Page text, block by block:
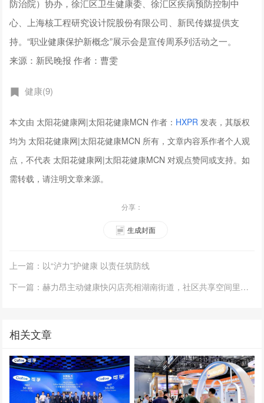
防治院）协办，徐汇区卫生健康委、徐汇区疾病预防控制中
心、上海核工程研究设计院股份有限公司、新民传媒提供支
持。“职业健康保护新概念”展示会是宣传周系列活动之一。
来源：新民晚报 作者：曹雯
健康(9)
本文由 太阳花健康网|太阳花健康MCN 作者： HXPR 发表，其版权
均为 太阳花健康网|太阳花健康MCN 所有，文章内容系作者个人观
点，不代表 太阳花健康网|太阳花健康MCN 对观点赞同或支持。如
需转载，请注明文章来源。
分享：
生成封面
上一篇：以“泸力”护健康 以责任筑防线
下一篇：赫力昂主动健康快闪店亮相湖南街道，社区共享空间里的健康新体验
相关文章